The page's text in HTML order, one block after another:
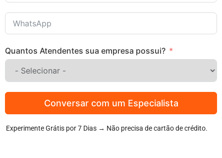
Quantos Atendentes sua empresa possui?
Conversar com um Especialista
Experimente Grátis por 7 Dias → Não precisa de cartão de crédito.